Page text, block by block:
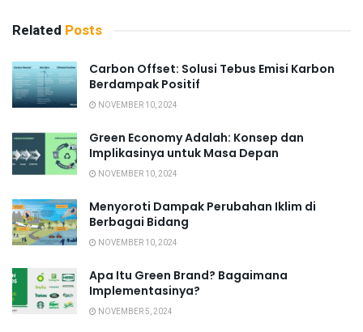
Related Posts
Carbon Offset: Solusi Tebus Emisi Karbon
Berdampak Positif
NOVEMBER 10, 2024
Green Economy Adalah: Konsep dan
Implikasinya untuk Masa Depan
NOVEMBER 10, 2024
Menyoroti Dampak Perubahan Iklim di
Berbagai Bidang
NOVEMBER 10, 2024
Apa Itu Green Brand? Bagaimana
Implementasinya?
NOVEMBER 5, 2024